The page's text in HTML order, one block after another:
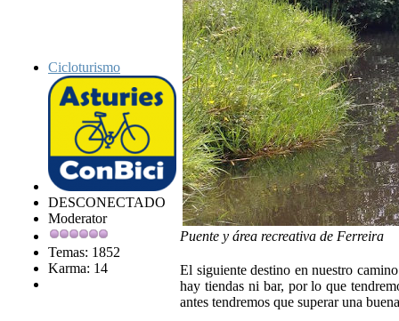
Cicloturismo
DESCONECTADO
Moderator
Temas: 1852
Karma: 14
Puente y área recreativa de Ferreira
El siguiente destino en nuestro
hay tiendas ni bar, por lo que
antes tendremos que superar una